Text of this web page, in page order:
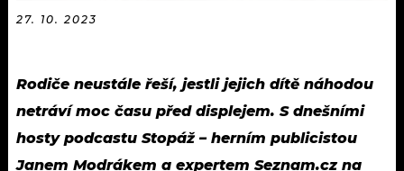
27. 10. 2023
Rodiče neustále řeší, jestli jejich dítě náhodou
netráví moc času před displejem. S dnešními
hosty podcastu Stopáž – herním publicistou
Janem Modrákem a expertem Seznam.cz na